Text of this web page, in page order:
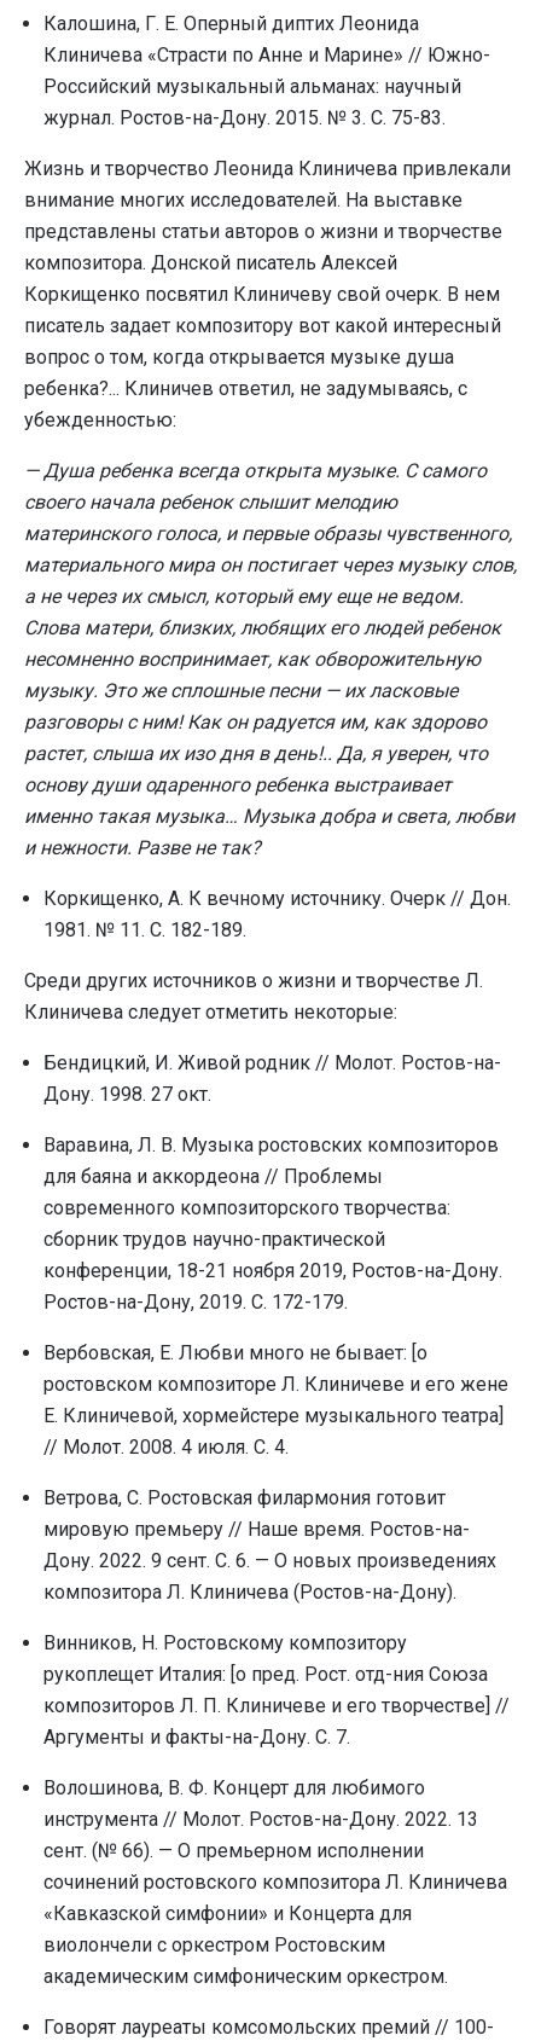
Калошина, Г. Е. Оперный диптих Леонида
Клиничева «Страсти по Анне и Марине» // Южно-
Российский музыкальный альманах: научный
журнал. Ростов-на-Дону. 2015. № 3. С. 75-83.
Жизнь и творчество Леонида Клиничева привлекали
внимание многих исследователей. На выставке
представлены статьи авторов о жизни и творчестве
композитора. Донской писатель Алексей
Коркищенко посвятил Клиничеву свой очерк. В нем
писатель задает композитору вот какой интересный
вопрос о том, когда открывается музыке душа
ребенка?... Клиничев ответил, не задумываясь, с
убежденностью:
— Душа ребенка всегда открыта музыке. С самого
своего начала ребенок слышит мелодию
материнского голоса, и первые образы чувственного,
материального мира он постигает через музыку слов,
а не через их смысл, который ему еще не ведом.
Слова матери, близких, любящих его людей ребенок
несомненно воспринимает, как обворожительную
музыку. Это же сплошные песни — их ласковые
разговоры с ним! Как он радуется им, как здорово
растет, слыша их изо дня в день!.. Да, я уверен, что
основу души одаренного ребенка выстраивает
именно такая музыка… Музыка добра и света, любви
и нежности. Разве не так?
Коркищенко, А. К вечному источнику. Очерк // Дон.
1981. № 11. С. 182-189.
Среди других источников о жизни и творчестве Л.
Клиничева следует отметить некоторые:
Бендицкий, И. Живой родник // Молот. Ростов-на-
Дону. 1998. 27 окт.
Варавина, Л. В. Музыка ростовских композиторов
для баяна и аккордеона // Проблемы
современного композиторского творчества:
сборник трудов научно-практической
конференции, 18-21 ноября 2019, Ростов-на-Дону.
Ростов-на-Дону, 2019. С. 172-179.
Вербовская, Е. Любви много не бывает: [о
ростовском композиторе Л. Клиничеве и его жене
Е. Клиничевой, хормейстере музыкального театра]
// Молот. 2008. 4 июля. С. 4.
Ветрова, С. Ростовская филармония готовит
мировую премьеру // Наше время. Ростов-на-
Дону. 2022. 9 сент. С. 6. — О новых произведениях
композитора Л. Клиничева (Ростов-на-Дону).
Винников, Н. Ростовскому композитору
pукоплещет Италия: [о пpед. Рост. отд-ния Союза
композитоpов Л. П. Клиничеве и его твоpчестве] //
Аргументы и факты-на-Дону. С. 7.
Волошинова, В. Ф. Концерт для любимого
инструмента // Молот. Ростов-на-Дону. 2022. 13
сент. (№ 66). — О премьерном исполнении
сочинений ростовского композитора Л. Клиничева
«Кавказской симфонии» и Концерта для
виолончели с оркестром Ростовским
академическим симфоническим оркестром.
Говорят лауреаты комсомольских премий // 100-